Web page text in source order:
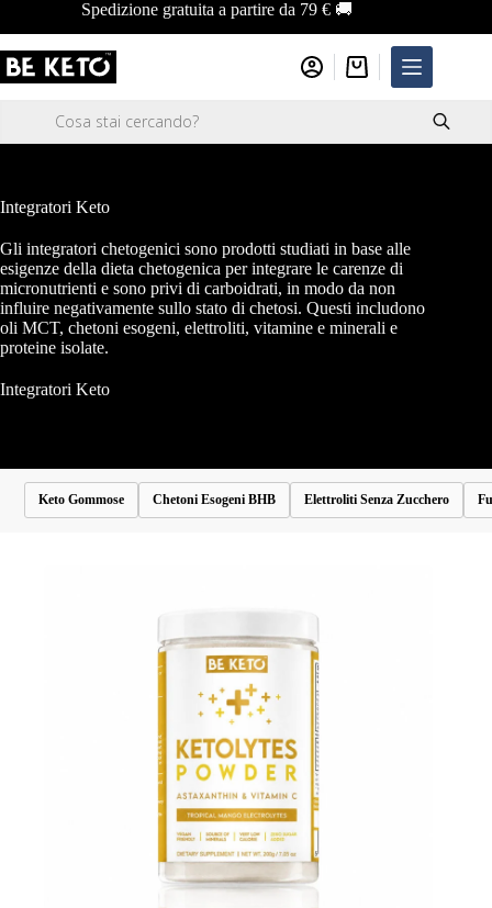
contenuto
Spedizione gratuita a partire da 79 € 🚚
Carrello
Integratori Keto
Gli integratori chetogenici sono prodotti studiati in base alle
esigenze della dieta chetogenica per integrare le carenze di
micronutrienti e sono privi di carboidrati, in modo da non
influire negativamente sullo stato di chetosi. Questi includono
oli MCT, chetoni esogeni, elettroliti, vitamine e minerali e
proteine isolate.
Integratori Keto
Keto Gommose Chetoni Esogeni BHB Elettroliti Senza Zucchero